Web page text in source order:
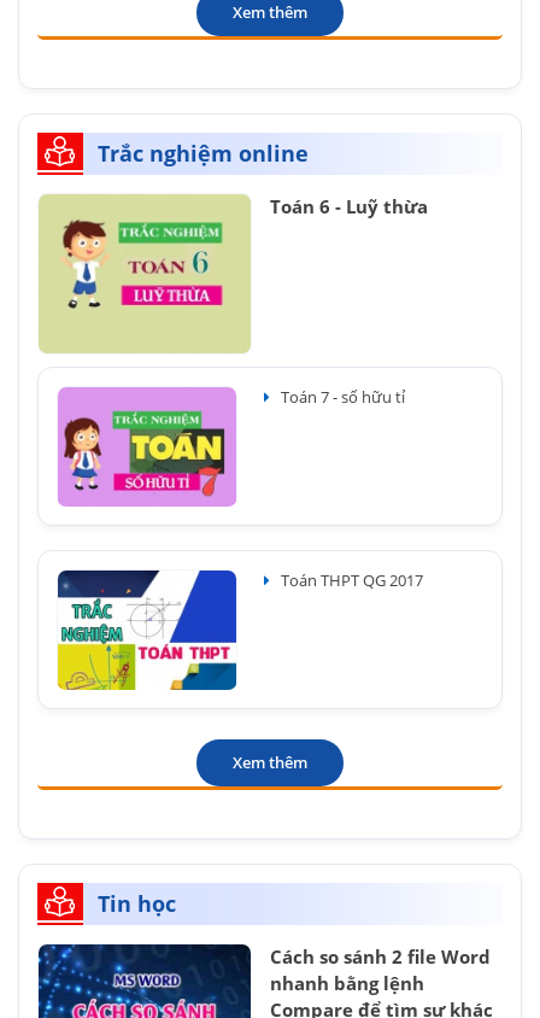
Xem thêm
Trắc nghiệm online
Toán 6 - Luỹ thừa
Toán 7 - số hữu tỉ
Toán THPT QG 2017
Xem thêm
Tin học
Cách so sánh 2 file Word
nhanh bằng lệnh
Compare để tìm sự khác